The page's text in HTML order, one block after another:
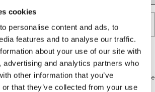
cookies
personalise content and ads, to
features and to analyse our traffic.
about your use of our site with
advertising and analytics partners who
other information that you’ve
that they’ve collected from your use
TOEVOEGEN
19% elastaan
deze hoge taille straight leg tights zijn
lichaamsvolgend materiaal met een geborstelde
de huid. De V-vormige tailleband creëert een